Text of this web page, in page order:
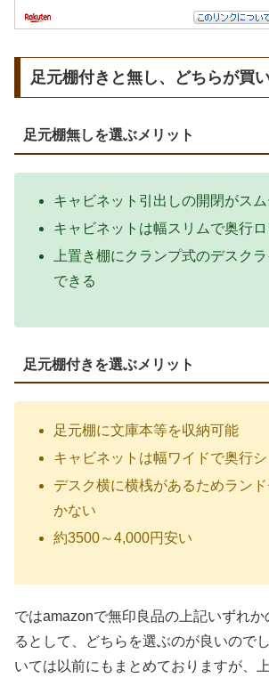
足元棚付きと無し、どちらが買
足元棚無しを選ぶメリット
キャビネット引出しの開閉がス
キャビネットは幅スリムで奥行
上置き棚にクランプ式のデスク
できる
足元棚付きを選ぶメリット
足元棚に文庫本等を収納可能
キャビネットは幅ワイドで奥行シ
デスク横に横桟があるためラン
かない
約3500～4,000円安い
ではamazonで無印良品の上記いずれ
るとして、どちらを選ぶのが良いので
いては以前にもまとめておりますが、